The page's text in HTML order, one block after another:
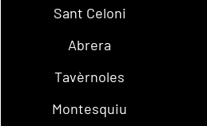
Sant Celoni
Abrera
Tavèrnoles
Montesquiu